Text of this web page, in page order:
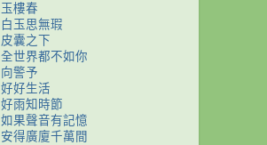
玉樓春
白玉思無瑕
皮囊之下
全世界都不如你
向警予
好好生活
好雨知時節
如果聲音有記憶
安得廣廈千萬間